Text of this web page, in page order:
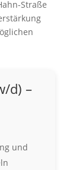
Straße
d) –
und